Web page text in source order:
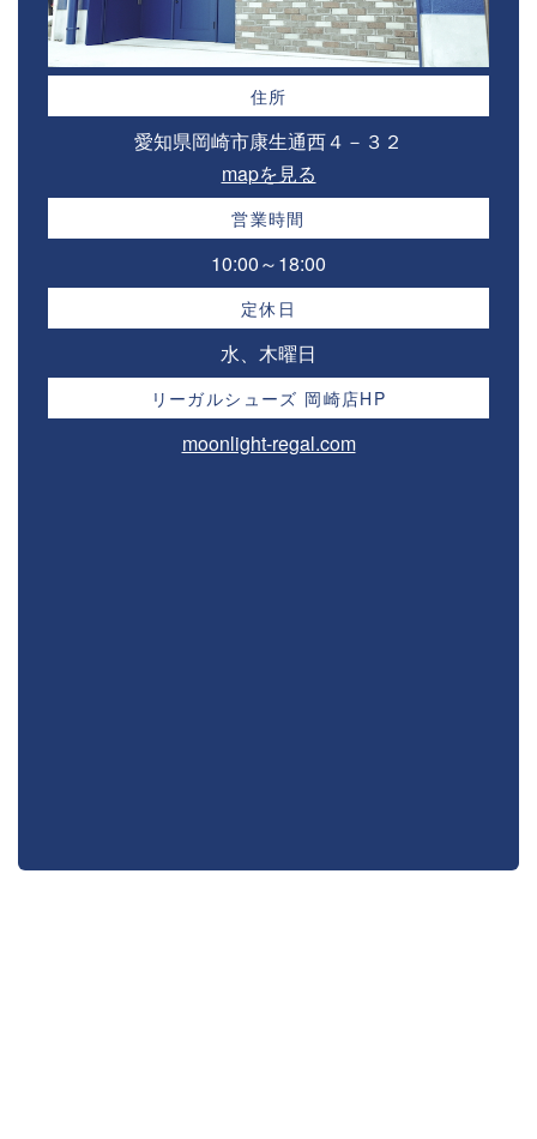
住所
愛知県岡崎市康生通西４－３２⁣
mapを見る
営業時間
10:00～18:00⁣
定休日
水、木曜日
リーガルシューズ 岡崎店HP
moonlight-regal.com